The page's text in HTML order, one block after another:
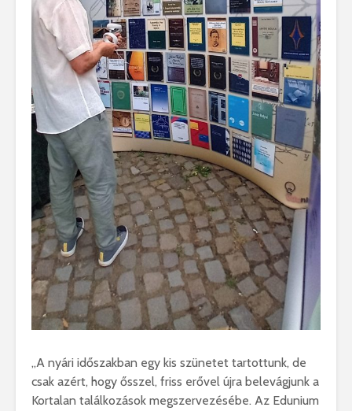
„A nyári időszakban egy kis szünetet tartottunk, de
csak azért, hogy ősszel, friss erővel újra belevágjunk a
Kortalan találkozások megszervezésébe. Az Edunium